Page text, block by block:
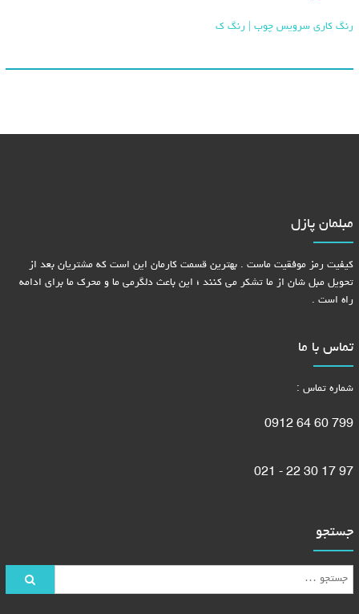
رنگ کاری سرویس چوب | رنگ ک
مبلمان پازل
کیفیت رمز موفقیت ماست . بهترین قسمت کارمان این است که مشتریان بعد از
تحویل مبل شان از ما تشکر می کنند ؛ این باعث دلگرمی ما و محرک ما برای ادامه
راه است .
تماس با ما
شماره تماس :
799 60 64 0912
97 17 30 22 - 021
جستجو